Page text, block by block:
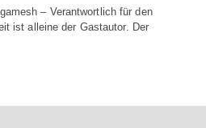
– Verantwortlich für den
ist alleine der Gastautor. Der